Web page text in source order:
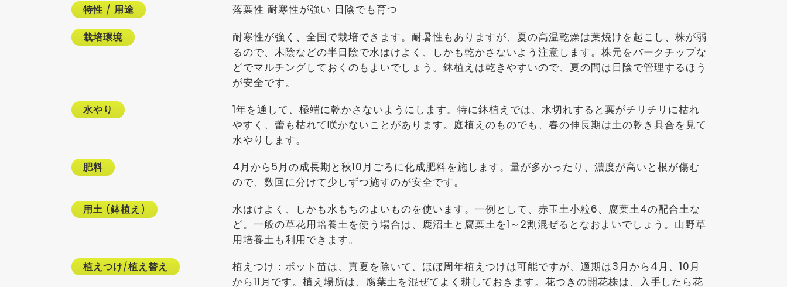
特性 / 用途 落葉性 耐寒性が強い 日陰でも育つ
栽培環境
耐寒性が強く、全国で栽培できます。耐暑性もありますが、夏の高温乾燥は葉焼けを起こし、株が弱
るので、木陰などの半日陰で水はけよく、しかも乾かさないよう注意します。株元をバークチップな
どでマルチングしておくのもよいでしょう。鉢植えは乾きやすいので、夏の間は日陰で管理するほう
が安全です。
水やり
1年を通して、極端に乾かさないようにします。特に鉢植えでは、水切れすると葉がチリチリに枯れ
やすく、蕾も枯れて咲かないことがあります。庭植えのものでも、春の伸長期は土の乾き具合を見て
水やりします。
肥料
4月から5月の成長期と秋10月ごろに化成肥料を施します。量が多かったり、濃度が高いと根が傷む
ので、数回に分けて少しずつ施すのが安全です。
用土 (鉢植え)
水はけよく、しかも水もちのよいものを使います。一例として、赤玉土小粒6、腐葉土4の配合土な
ど。一般の草花用培養土を使う場合は、鹿沼土と腐葉土を1～2割混ぜるとなおよいでしょう。山野草
用培養土も利用できます。
植えつけ/植え替え
植えつけ：ポット苗は、真夏を除いて、ほぼ周年植えつけは可能ですが、適期は3月から4月、10月
から11月です。植え場所は、腐葉土を混ぜてよく耕しておきます。花つきの開花株は、入手したら花